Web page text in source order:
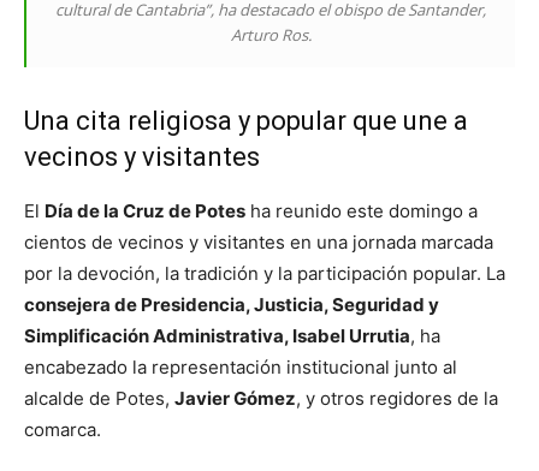
cultural de Cantabria”, ha destacado el obispo de Santander,
Arturo Ros.
Una cita religiosa y popular que une a
vecinos y visitantes
El Día de la Cruz de Potes ha reunido este domingo a
cientos de vecinos y visitantes en una jornada marcada
por la devoción, la tradición y la participación popular. La
consejera de Presidencia, Justicia, Seguridad y
Simplificación Administrativa, Isabel Urrutia, ha
encabezado la representación institucional junto al
alcalde de Potes, Javier Gómez, y otros regidores de la
comarca.